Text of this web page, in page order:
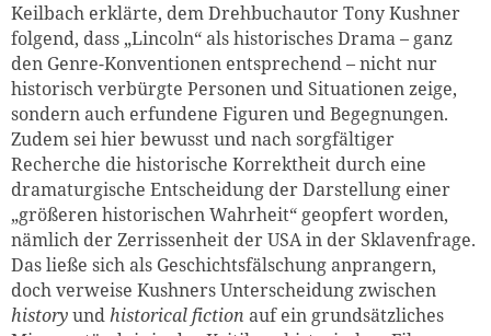
Keilbach erklärte, dem Drehbuchautor Tony Kushner
folgend, dass „Lincoln“ als historisches Drama – ganz
den Genre-Konventionen entsprechend – nicht nur
historisch verbürgte Personen und Situationen zeige,
sondern auch erfundene Figuren und Begegnungen.
Zudem sei hier bewusst und nach sorgfältiger
Recherche die historische Korrektheit durch eine
dramaturgische Entscheidung der Darstellung einer
„größeren historischen Wahrheit“ geopfert worden,
nämlich der Zerrissenheit der USA in der Sklavenfrage.
Das ließe sich als Geschichtsfälschung anprangern,
doch verweise Kushners Unterscheidung zwischen
historyundhistorical fiction auf ein grundsätzliches